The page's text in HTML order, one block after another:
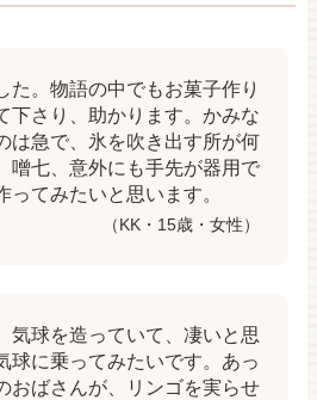
た。物語の中でもお菓子作り
下さり、助かります。かみな
は急で、氷を吹き出す所が何
噌七、意外にも手先が器用で
ってみたいと思います。
（KK・15歳・女性）
気球を造っていて、凄いと思
球に乗ってみたいです。あっ
おばさんが、リンゴを実らせ